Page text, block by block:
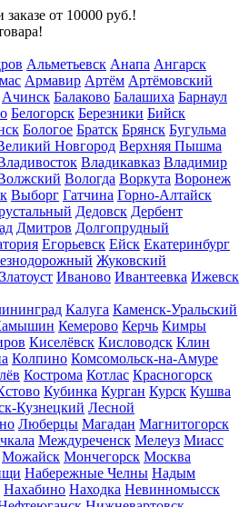
заказе от 10000 руб.!
Альметьевск Анапа Ангарск
Армавир Артём Артёмовский
Ачинск Балаково Балашиха Барнаул
Белогорск Березники Бийск
Бологое Братск Брянск Бугульма
Новгород Верхняя Пышма
Владикавказ Владимир
Вологда Воркута Воронеж
Выборг Гатчина Горно-Алтайск
Дедовск Дербент
Дмитров Долгопрудный
Егорьевск Ейск Екатеринбург
Жуковский
Златоуст Иваново Ивантеевка Ижевск
Калуга Каменск-Уральский
Кемерово Керчь Кимры
Киселёвск Кисловодск Клин
Колпино Комсомольск-на-Амуре
Кострома Котлас Красногорск
Кубинка Курган Курск Кушва
Кузнецкий Лесной
Люберцы Магадан Магнитогорск
Междуреченск Мелеуз Миасс
Можайск Мончегорск Москва
Набережные Челны Надым
Нахабино Находка Невинномысск